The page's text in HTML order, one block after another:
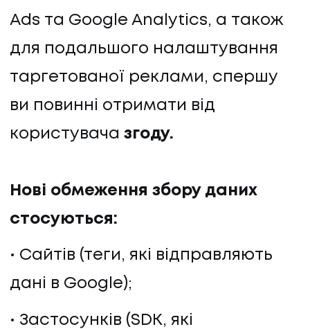
Ads та Google Analytics, а також
для подальшого налаштування
таргетованої реклами, спершу
ви повинні отримати від
користувача згоду.
Нові обмеження збору даних
стосуються:
Сайтів (теги, які відправляють
дані в Google);
Застосунків (SDK, які